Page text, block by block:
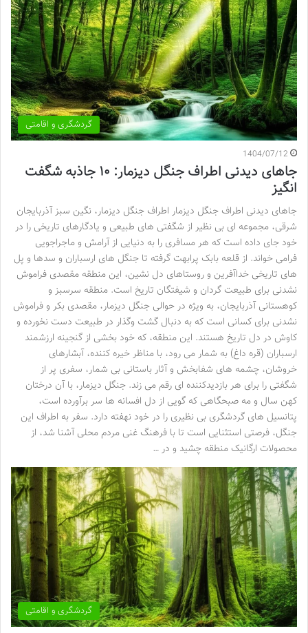
گردشگری و اقامتی
1404/07/12
جاهای دیدنی اطراف جنگل دیزمار: ۱۰ جاذبه شگفت
انگیز
جاهای دیدنی اطراف جنگل دیزمار اطراف جنگل دیزمار، نگین سبز آذربایجان
شرقی، مجموعه ای بی نظیر از شگفتی های طبیعی و یادگارهای تاریخی را در
خود جای داده است که هر مسافری را به دنیایی از آرامش و ماجراجویی
فرامی خواند. از قلعه بابک پرابهت گرفته تا جنگل های ارسباران و سدها و پل
های تاریخی خداآفرین و روستاهای دل نشین، این منطقه مقصدی فراموش
نشدنی برای طبیعت گردان و شیفتگان تاریخ است. منطقه سرسبز و
کوهستانی آذربایجان، به ویژه در حوالی جنگل دیزمار، مقصدی بکر و فراموش
نشدنی برای کسانی است که به دنبال گشت وگذار در طبیعت دست نخورده و
کاوش در دل تاریخ هستند. این منطقه، که خود بخشی از گنجینه ارزشمند
ارسباران (قره داغ) به شمار می رود، با مناظر خیره کننده، آبشارهای
خروشان، چشمه های شفابخش و آثار باستانی بی شمار، سفری پر از
شگفتی را برای هر بازدیدکننده ای رقم می زند. جنگل دیزمار، با آن درختان
کهن سال و مه صبحگاهی که گویی از دل افسانه ها سر برآورده است،
پتانسیل های گردشگری بی نظیری را در خود نهفته دارد. سفر به اطراف این
جنگل، فرصتی استثنایی است تا با فرهنگ غنی مردم محلی آشنا شد، از
محصولات ارگانیک منطقه چشید و در …
گردشگری و اقامتی